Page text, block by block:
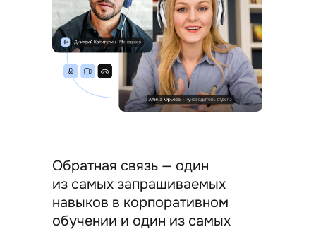
Обратная связь — один
из самых запрашиваемых
навыков в корпоративном
обучении и один из самых